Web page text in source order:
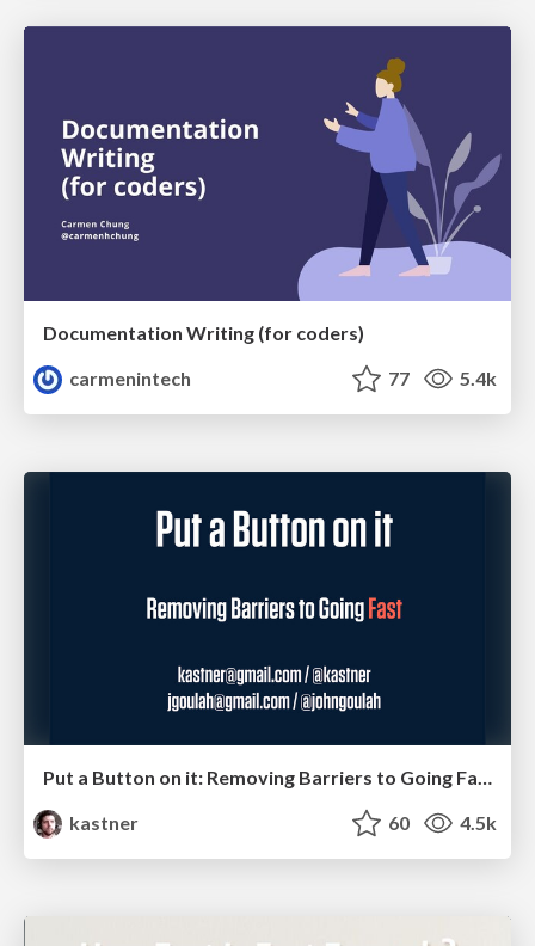
Documentation Writing (for coders)
carmenintech
77 5.4k
Put a Button on it: Removing Barriers to Going Fast.
kastner
60 4.5k